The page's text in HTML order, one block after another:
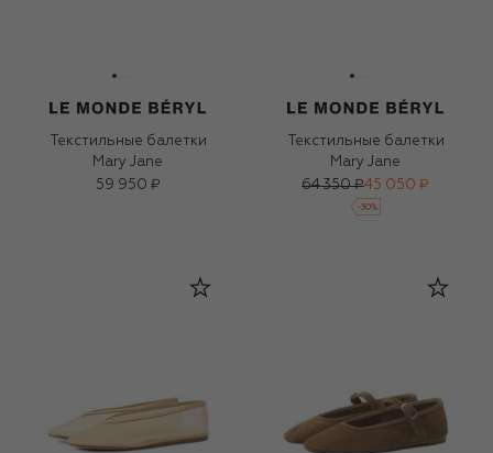
Текстильные балетки
Mary Jane
59 950 ₽
Текстильные балетки
Mary Jane
64 350 ₽45 050 ₽
-30%